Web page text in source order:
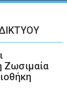
Ζωσιμαία